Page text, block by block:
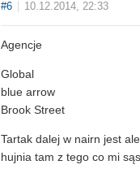
#6 10.12.2014, 22:33
Agencje
Global
blue arrow
Brook Street
Tartak dalej w nairn jest
hujnia tam z tego co mi